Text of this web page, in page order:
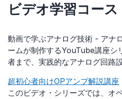
ビデオ学習コース
動画で学ぶアナログ技術 - アナ
ームが制作するYouTube講座シ
者まで、実践的なアナログ回路
超初心者向けOPアンプ解説講座
このビデオ・シリーズでは、オ